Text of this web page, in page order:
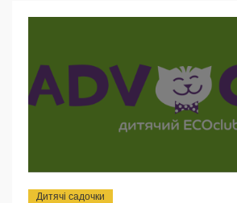
Дитячі садочки